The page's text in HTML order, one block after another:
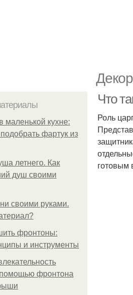
маленькой кухне:
фартук из
летнего. Как
душ своими
своими руками.
фронтоны:
и инструменты
фронтона
Что
Роль
готовым